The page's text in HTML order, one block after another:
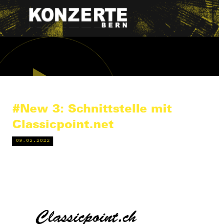
#New 3: Schnittstelle mit
Classicpoint.net
09.02.2022